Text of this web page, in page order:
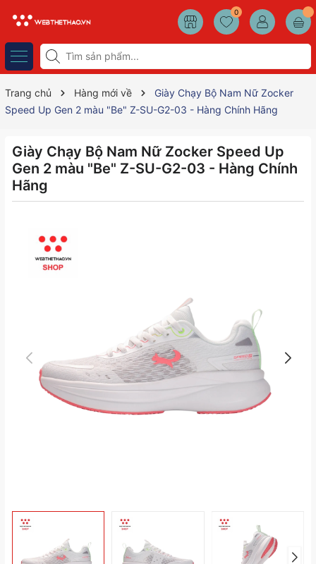
0
Trang chủ Hàng mới về
Giày Chạy Bộ Nam Nữ Zocker
Speed Up Gen 2 màu "Be" Z-SU-G2-03 - Hàng Chính Hãng
Giày Chạy Bộ Nam Nữ Zocker Speed Up
Gen 2 màu "Be" Z-SU-G2-03 - Hàng Chính
Hãng